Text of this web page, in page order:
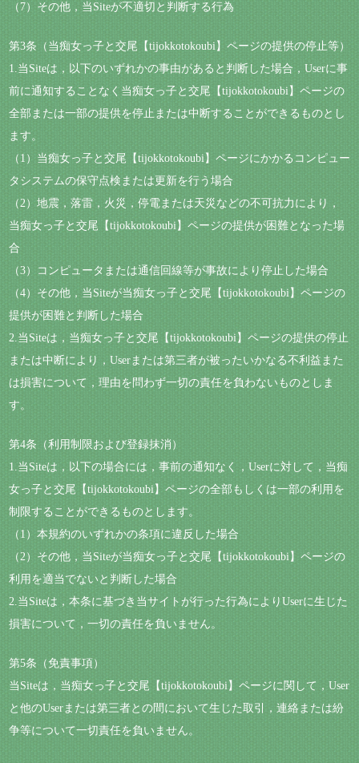
（7）その他，当Siteが不適切と判断する行為
第3条（当痴女っ子と交尾【tijokkotokoubi】ページの提供の停止等）
1.当Siteは，以下のいずれかの事由があると判断した場合，Userに事
前に通知することなく当痴女っ子と交尾【tijokkotokoubi】ページの
全部または一部の提供を停止または中断することができるものとし
ます。
（1）当痴女っ子と交尾【tijokkotokoubi】ページにかかるコンピュー
タシステムの保守点検または更新を行う場合
（2）地震，落雷，火災，停電または天災などの不可抗力により，
当痴女っ子と交尾【tijokkotokoubi】ページの提供が困難となった場
合
（3）コンピュータまたは通信回線等が事故により停止した場合
（4）その他，当Siteが当痴女っ子と交尾【tijokkotokoubi】ページの
提供が困難と判断した場合
2.当Siteは，当痴女っ子と交尾【tijokkotokoubi】ページの提供の停止
または中断により，Userまたは第三者が被ったいかなる不利益また
は損害について，理由を問わず一切の責任を負わないものとしま
す。
第4条（利用制限および登録抹消）
1.当Siteは，以下の場合には，事前の通知なく，Userに対して，当痴
女っ子と交尾【tijokkotokoubi】ページの全部もしくは一部の利用を
制限することができるものとします。
（1）本規約のいずれかの条項に違反した場合
（2）その他，当Siteが当痴女っ子と交尾【tijokkotokoubi】ページの
利用を適当でないと判断した場合
2.当Siteは，本条に基づき当サイトが行った行為によりUserに生じた
損害について，一切の責任を負いません。
第5条（免責事項）
当Siteは，当痴女っ子と交尾【tijokkotokoubi】ページに関して，User
と他のUserまたは第三者との間において生じた取引，連絡または紛
争等について一切責任を負いません。